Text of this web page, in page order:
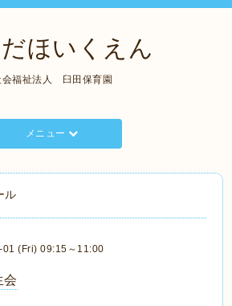
ほいくえん
会福祉法人 臼田保育園
メニュー
ル
(Fri) 09:15～11:00
会